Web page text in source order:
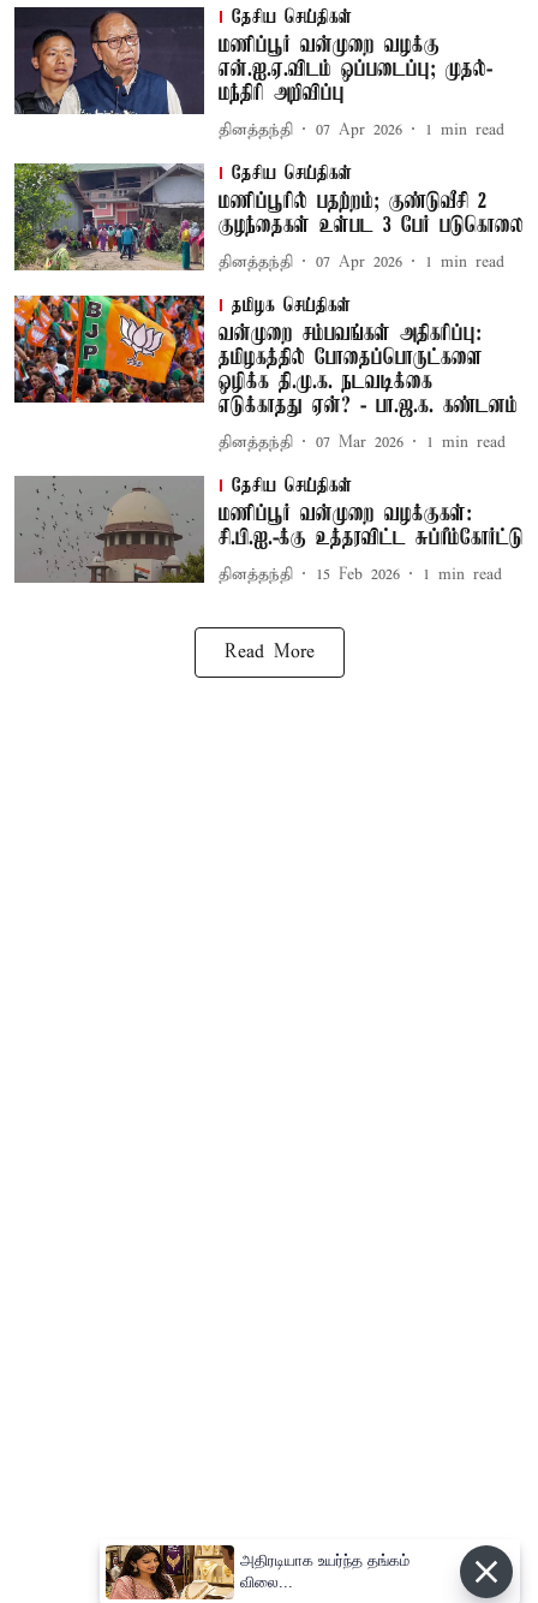
தேசிய செய்திகள்
மணிப்பூர் வன்முறை வழக்கு
என்.ஐ.ஏ.விடம் ஒப்படைப்பு; முதல்-
மந்திரி அறிவிப்பு
தினத்தந்தி 07 Apr 2026 1 min read
தேசிய செய்திகள்
மணிப்பூரில் பதற்றம்; குண்டுவீசி 2
குழந்தைகள் உள்பட 3 பேர் படுகொலை
தினத்தந்தி 07 Apr 2026 1 min read
தமிழக செய்திகள்
வன்முறை சம்பவங்கள் அதிகரிப்பு:
தமிழகத்தில் போதைப்பொருட்களை
ஒழிக்க தி.மு.க. நடவடிக்கை
எடுக்காதது ஏன்? - பா.ஜ.க. கண்டனம்
தினத்தந்தி 07 Mar 2026 1 min read
தேசிய செய்திகள்
மணிப்பூர் வன்முறை வழக்குகள்:
சி.பி.ஐ.-க்கு உத்தரவிட்ட சுப்ரீம்கோர்ட்டு
தினத்தந்தி 15 Feb 2026 1 min read
Read More
அதிரடியாக உயர்ந்த தங்கம்
விலை...